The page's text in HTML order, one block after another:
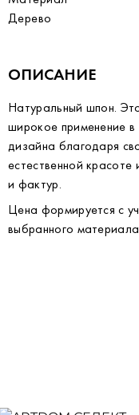
Дерево
ОПИСАНИЕ
Натуральный шпон.
широкое применение
дизайна благодаря
естественной
и фактур.
Цена формируется с
выбранного